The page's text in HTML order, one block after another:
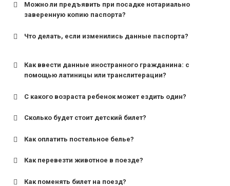
Можно ли предъявить при посадке нотариально
заверенную копию паспорта?
Что делать, если изменились данные паспорта?
Как ввести данные иностранного гражданина: с
помощью латиницы или транслитерации?
С какого возраста ребенок может ездить один?
для поездов дальнего следования — от 10 лет и
для пригородных поездов — от 7 лет.
Сколько будет стоит детский билет?
Как оплатить постельное белье?
Как перевезти животное в поезде?
Как поменять билет на поезд?